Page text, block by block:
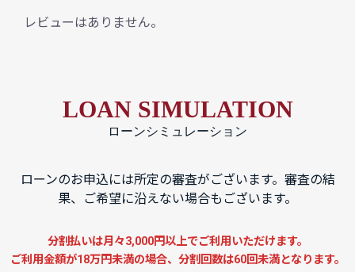
レビューはありません。
LOAN SIMULATION
ローンシミュレーション
ローンのお申込には所定の審査がございます。審査の結
果、ご希望に沿えない場合もございます。
分割払いは月々3,000円以上でご利用いただけます。
ご利用金額が18万円未満の場合、分割回数は60回未満となります。